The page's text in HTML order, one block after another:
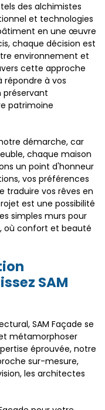
des alchimistes
et technologies
en une œuvre
chaque décision est
environnement et
cette approche
répondre à vos
préservant
patrimoine
démarche, car
chaque maison
un point d'honneur
vos préférences
traduire vos rêves en
est une possibilité
simples murs pour
où confort et beauté
SAM
SAM Façade se
métamorphoser
éprouvée, notre
sur-mesure,
les architectes